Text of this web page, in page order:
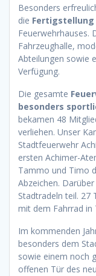
Besonders
die Fertigstellung
Feuerwehrhauses.
Fahrzeughalle,
Abteilungen sowie
Verfügung.
Die gesamte
besonders
bekamen 48
verliehen. Unser
Stadtfeuerwehr
ersten Achimer-
Tammo und Timo
Abzeichen.
Stadtradeln teil. 27
mit dem Fahrrad in
Im kommenden
besonders dem
sowie einem noch
offenen Tür des